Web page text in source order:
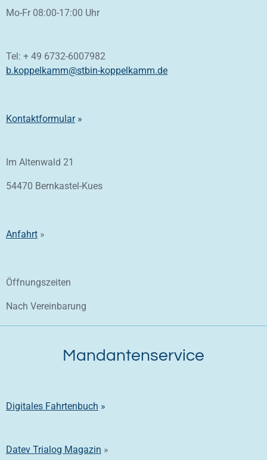
Mo-Fr 08:00-17:00 Uhr
Tel: + 49 6732-6007982
b.koppelkamm@stbin-koppelkamm.de
Kontaktformular»
Im Altenwald 21
54470 Bernkastel-Kues
Anfahrt »
Öffnungszeiten
Nach Vereinbarung
Mandantenservice
Digitales Fahrtenbuch »
Datev Trialog Magazin »